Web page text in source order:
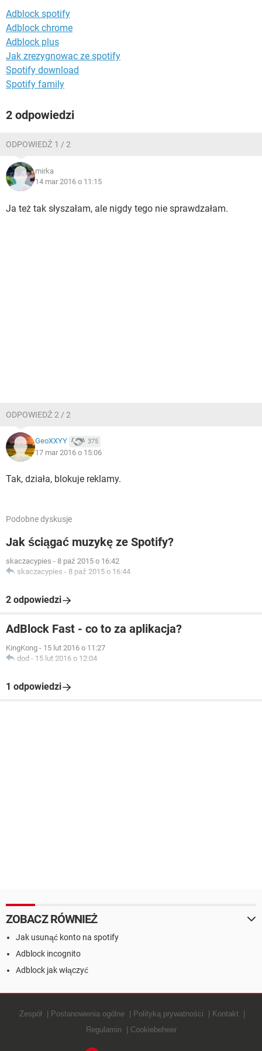
Adblock spotify
Adblock chrome
Adblock plus
Jak zrezygnowac ze spotify
Spotify download
Spotify family
2 odpowiedzi
ODPOWIEDŹ 1 / 2
mirka
14 mar 2016 o 11:15
Ja też tak słyszałam, ale nigdy tego nie sprawdzałam.
ODPOWIEDŹ 2 / 2
GeoXXYY 375
17 mar 2016 o 15:06
Tak, działa, blokuje reklamy.
Podobne dyskusje
Jak ściągać muzykę ze Spotify?
skaczacypies - 8 paź 2015 o 16:42
skaczacypies - 8 paź 2015 o 16:44
2 odpowiedzi
AdBlock Fast - co to za aplikacja?
KingKong - 15 lut 2016 o 11:27
dod - 15 lut 2016 o 12:04
1 odpowiedzi
ZOBACZ RÓWNIEŻ
Jak usunąć konto na spotify
Adblock incognito
Adblock jak włączyć
Zespół Postanowienia ogólne Polityką prywatności
Kontakt
Regulamin
Cookiebeheer